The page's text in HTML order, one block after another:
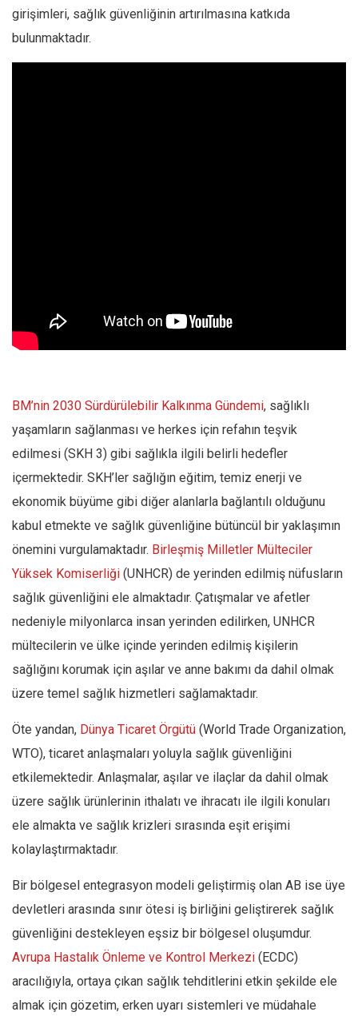
girişimleri, sağlık güvenliğinin artırılmasına katkıda
bulunmaktadır.
BM’nin 2030 Sürdürülebilir Kalkınma Gündemi, sağlıklı
yaşamların sağlanması ve herkes için refahın teşvik
edilmesi (SKH 3) gibi sağlıkla ilgili belirli hedefler
içermektedir. SKH’ler sağlığın eğitim, temiz enerji ve
ekonomik büyüme gibi diğer alanlarla bağlantılı olduğunu
kabul etmekte ve sağlık güvenliğine bütüncül bir yaklaşımın
önemini vurgulamaktadır. Birleşmiş Milletler Mülteciler
Yüksek Komiserliği (UNHCR) de yerinden edilmiş nüfusların
sağlık güvenliğini ele almaktadır. Çatışmalar ve afetler
nedeniyle milyonlarca insan yerinden edilirken, UNHCR
mültecilerin ve ülke içinde yerinden edilmiş kişilerin
sağlığını korumak için aşılar ve anne bakımı da dahil olmak
üzere temel sağlık hizmetleri sağlamaktadır.
Öte yandan, Dünya Ticaret Örgütü (World Trade Organization,
WTO), ticaret anlaşmaları yoluyla sağlık güvenliğini
etkilemektedir. Anlaşmalar, aşılar ve ilaçlar da dahil olmak
üzere sağlık ürünlerinin ithalatı ve ihracatı ile ilgili konuları
ele almakta ve sağlık krizleri sırasında eşit erişimi
kolaylaştırmaktadır.
Bir bölgesel entegrasyon modeli geliştirmiş olan AB ise üye
devletleri arasında sınır ötesi iş birliğini geliştirerek sağlık
güvenliğini destekleyen eşsiz bir bölgesel oluşumdur.
Avrupa Hastalık Önleme ve Kontrol Merkezi (ECDC)
aracılığıyla, ortaya çıkan sağlık tehditlerini etkin şekilde ele
almak için gözetim, erken uyarı sistemleri ve müdahale